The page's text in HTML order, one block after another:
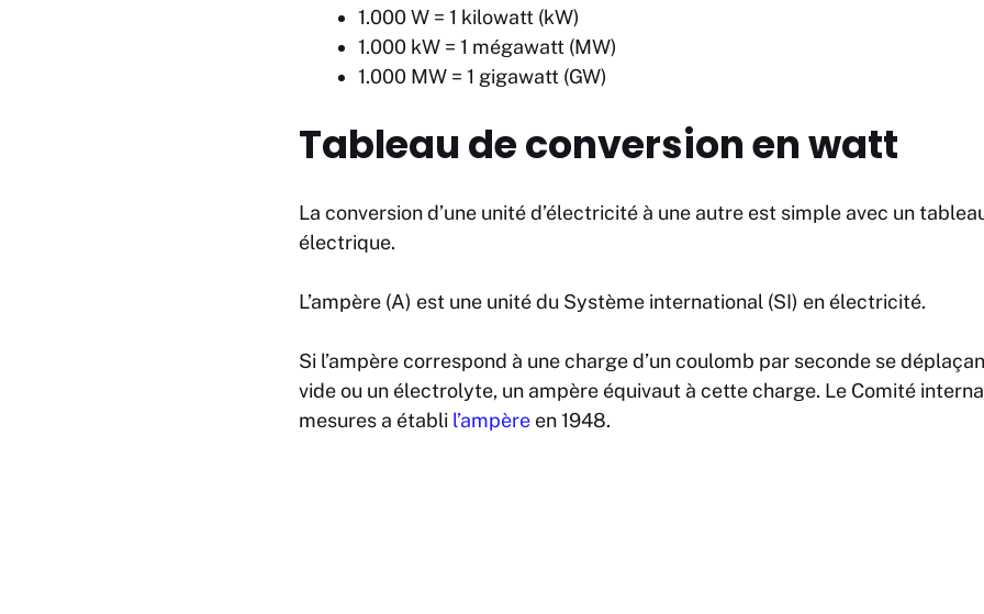
1.000 W = 1 kilowatt (kW)
1.000 kW = 1 mégawatt (MW)
1.000 MW = 1 gigawatt (GW)
Tableau de conversion en watt
La conversion d’une unité d’électricité à une autre est simple avec un
électrique.
L’ampère (A) est une unité du Système international (SI) en électricité.
Si l’ampère correspond à une charge d’un coulomb par seconde se
vide ou un électrolyte, un ampère équivaut à cette charge. Le Comité
mesures a établi l’ampère en 1948.